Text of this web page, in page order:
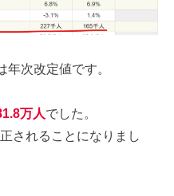
次改定値です。
万人でした。
されることになりまし